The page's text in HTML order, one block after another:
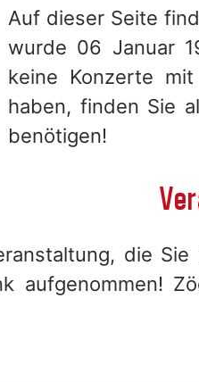
Auf dieser Seite
wurde 06 Januar
keine Konzerte
haben, finden Sie
benötigen!
die
aufgenommen!